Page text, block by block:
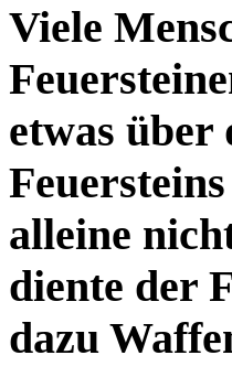
Viele
etwas über
alleine
diente der
dazu